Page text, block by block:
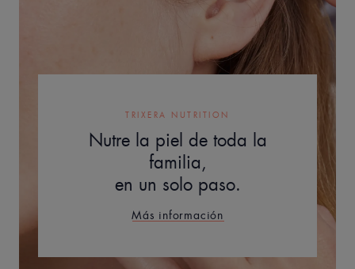
TRIXERA NUTRITION
Nutre la piel de toda la
familia,
en un solo paso.
Más información